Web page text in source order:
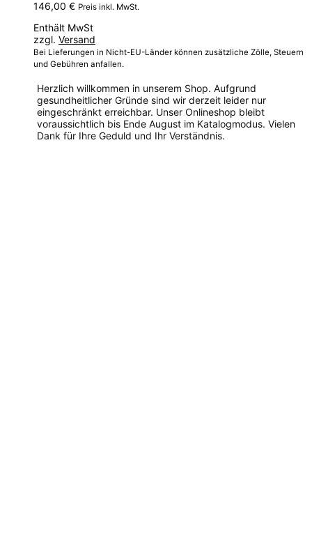
146,00 € Preis inkl. MwSt.
Enthält MwSt
zzgl. Versand
Bei Lieferungen in Nicht-EU-Länder können zusätzliche Zölle, Steuern
und Gebühren anfallen.
Herzlich willkommen in unserem Shop. Aufgrund
gesundheitlicher Gründe sind wir derzeit leider nur
eingeschränkt erreichbar. Unser Onlineshop bleibt
voraussichtlich bis Ende August im Katalogmodus. Vielen
Dank für Ihre Geduld und Ihr Verständnis.